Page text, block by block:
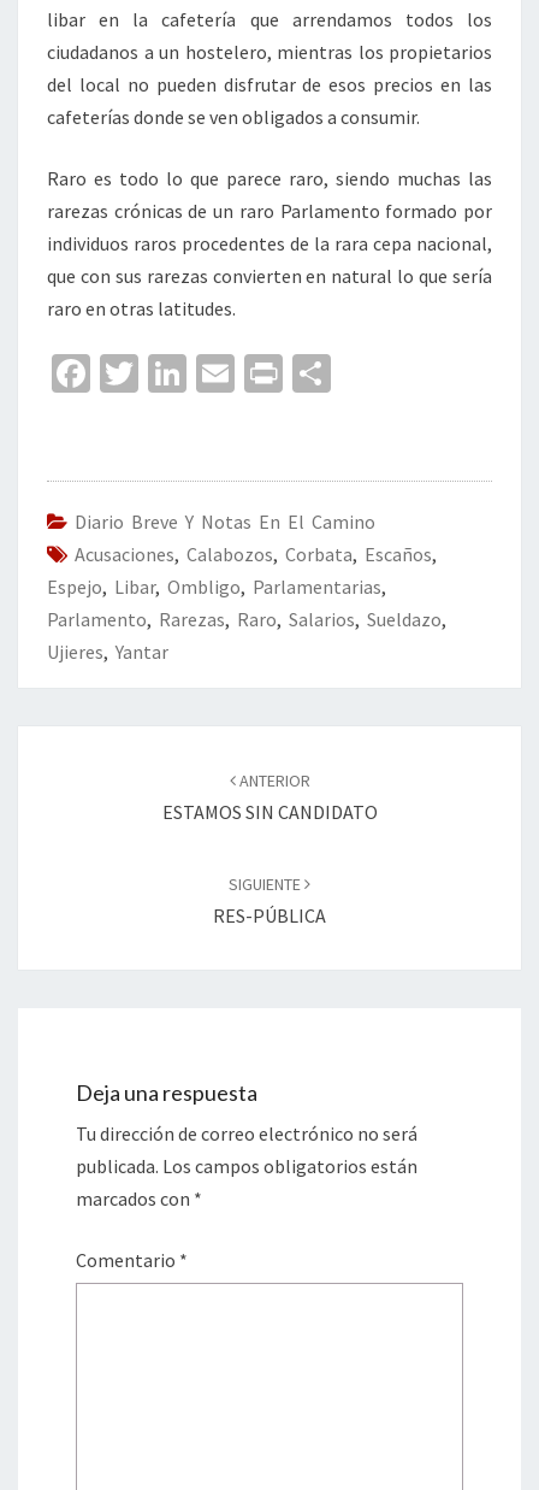
libar en la cafetería que arrendamos todos los
ciudadanos a un hostelero, mientras los propietarios
del local no pueden disfrutar de esos precios en las
cafeterías donde se ven obligados a consumir.
Raro es todo lo que parece raro, siendo muchas las
rarezas crónicas de un raro Parlamento formado por
individuos raros procedentes de la rara cepa nacional,
que con sus rarezas convierten en natural lo que sería
raro en otras latitudes.
Fa
o
o
k
T
er
Li
dI
n
E
l
Pr
p
ar
tir
Diario Breve Y Notas En El Camino
Acusaciones, Calabozos, Corbata, Escaños,
Espejo, Libar, Ombligo, Parlamentarias,
Parlamento, Rarezas, Raro, Salarios, Sueldazo,
Ujieres,Yantar
ANTERIOR
ESTAMOS SIN CANDIDATO
SIGUIENTE
RES-PÚBLICA
Deja una respuesta
Tu dirección de correo electrónico no será
publicada. Los campos obligatorios están
marcados con *
Comentario *